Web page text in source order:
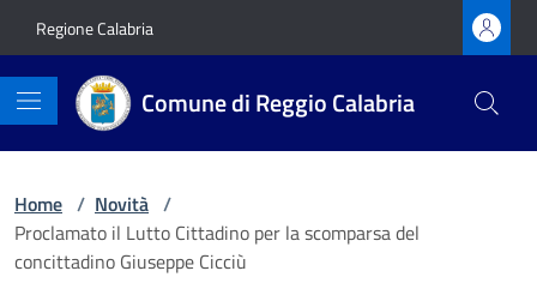
Regione Calabria
Comune di Reggio Calabria
Home / Novità /
Proclamato il Lutto Cittadino per la scomparsa del
concittadino Giuseppe Cicciù